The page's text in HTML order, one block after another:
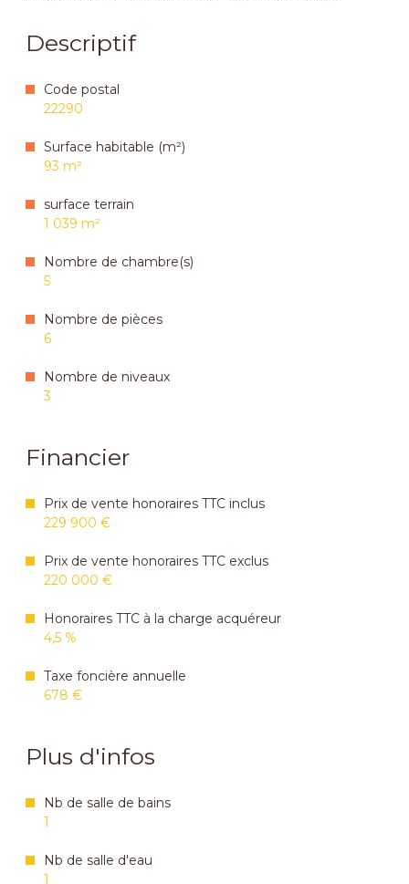
Descriptif
Code postal
22290
Surface habitable (m²)
93 m²
surface terrain
1 039 m²
Nombre de chambre(s)
5
Nombre de pièces
6
Nombre de niveaux
3
Financier
Prix de vente honoraires TTC inclus
229 900 €
Prix de vente honoraires TTC exclus
220 000 €
Honoraires TTC à la charge acquéreur
4,5 %
Taxe foncière annuelle
678 €
Plus d'infos
Nb de salle de bains
1
Nb de salle d'eau
1